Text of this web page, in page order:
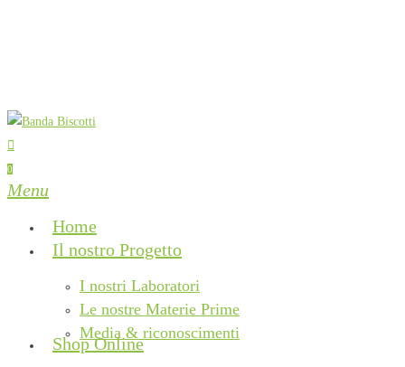
search
0
Menu
Home
Il nostro Progetto
I nostri Laboratori
Le nostre Materie Prime
Media & riconoscimenti
Shop Online